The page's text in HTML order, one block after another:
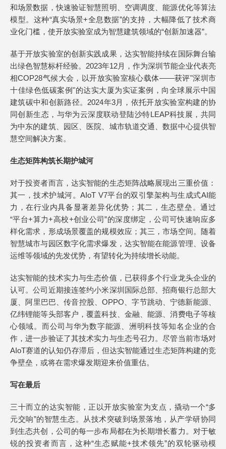
和场景数据，快速验证智慧照明、空调调度、能源优化等算法
模型。这种“真实场景+全息数据”的支持，大幅降低了技术商
业化门槛，使开放实验室成为智慧建筑领域的“创新加速器”。
基于开放实验室的创新实践成果，达实智能持续在国际舞台输
出绿色智慧标杆经验。2023年12月，作为深圳节能企业代表亮
相COP28气候大会，以开放实验室核心载体——获评"深圳市
十佳绿色低碳案例"的达实大厦为实证案例，向全球展示中国
建筑碳中和创新路径。2024年3月，依托开放实验室构建的协
同创新生态，与华为云深度联动登陆沙特LEAP科技展，共同
为中东的建筑、园区、医院、城市轨道交通、数据中心提供智
慧空间解决方案。
生态矩阵构筑长期护城河
对于投资者而言，达实智能的生态矩阵战略展现出三重价值：
其一，技术护城河。AIoT V7平台的双引擎架构与生成式AI能
力，在行业内具备显著差异化优势；其二，生态壁垒。通过
“平台+算力+高校+创业公司”的深度绑定，公司可快速响应多
样化需求，形成场景覆盖的规模效应；其三，市场空间。随着
智慧城市与园区数字化需求爆发，达实智能在能源管理、设备
运维等领域的先发优势，有望转化为持续增长动能。
达实智能的技术实力与生态价值，已获得多个行业龙头企业的
认可。公司近期接连签约小米深圳国际总部、招商银行总部大
厦、阿里巴巴、传音控股、OPPO、字节跳动、宁德新能源、
亿纬锂能等头部客户，覆盖科技、金融、能源、消费电子等核
心领域。而公司与华为数字能源、洲明科技等知名企业的合
作，进一步验证了其技术实力与生态号召力。尽管当前市场对
AIoT赛道的认知仍存滞后，但达实智能通过生态矩阵构建的竞
争壁垒，或将在需求爆发期迎来价值重估。
写在最后
三十而立的达实智能，正以开放实验室为支点，撬动一个“多
元交响”的智慧生态。从技术突破到场景落地，从产学研协同
到生态共创，公司的每一步布局都在为长期增长蓄力。对于敏
锐的投资者而言，这种“生态赋能+技术领先”的双轮驱动模